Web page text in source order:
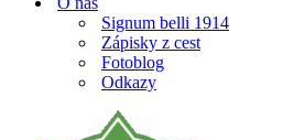
Signum belli 1914
Zápisky z cest
Fotoblog
Odkazy